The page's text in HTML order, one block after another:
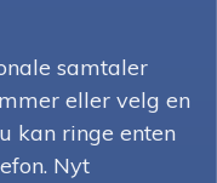
samtaler
eller velg en
kan ringe enten
Nyt